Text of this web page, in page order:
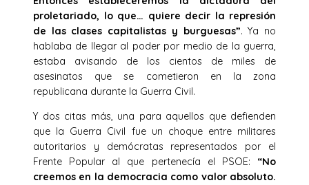
proletariado, lo que… quiere decir la represión
de las clases capitalistas y burguesas”. Ya no
hablaba de llegar al poder por medio de la guerra,
estaba avisando de los cientos de miles de
asesinatos que se cometieron en la zona
republicana durante la Guerra Civil.
Y dos citas más, una para aquellos que defienden
que la Guerra Civil fue un choque entre militares
autoritarios y demócratas representados por el
Frente Popular al que pertenecía el PSOE: “No
creemos en la democracia como valor absoluto.